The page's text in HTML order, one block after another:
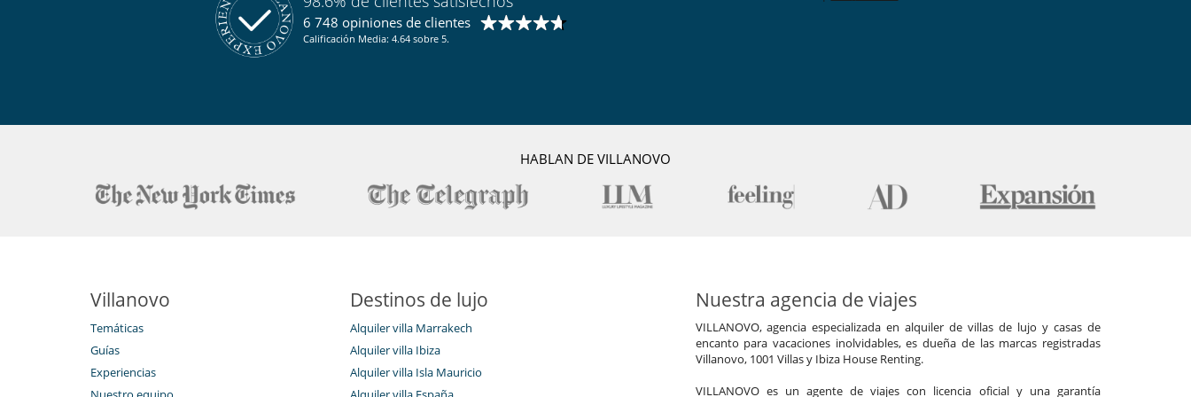
6 748 opiniones de clientes
Calificación Media: 4.64 sobre 5.
HABLAN DE VILLANOVO
Villanovo
Temáticas
Guías
Experiencias
Destinos de lujo
Alquiler villa Marrakech
Alquiler villa Ibiza
Alquiler villa Isla Mauricio
Nuestra agencia de viajes
VILLANOVO, agencia especializada en alquiler de villas de lujo y casas de
encanto para vacaciones inolvidables, es dueña de las marcas registradas
Villanovo, 1001 Villas y Ibiza House Renting.
VILLANOVO es un agente de viajes con licencia oficial y una garantía